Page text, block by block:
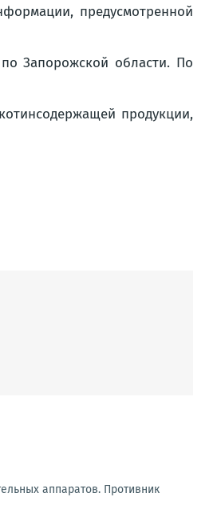
предусмотренной
Запорожской области. По
продукции,
аппаратов. Противник